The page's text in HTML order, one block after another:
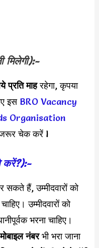
मिलेगी):-
माहरहेगा, कृपया
इस BRO Vacancy
Organisation
चेक करें l
हैं, उम्मीदवारों को
उम्मीदवारों को
भरना चाहिए।
मोबाइल नंबरभी भरा जाना